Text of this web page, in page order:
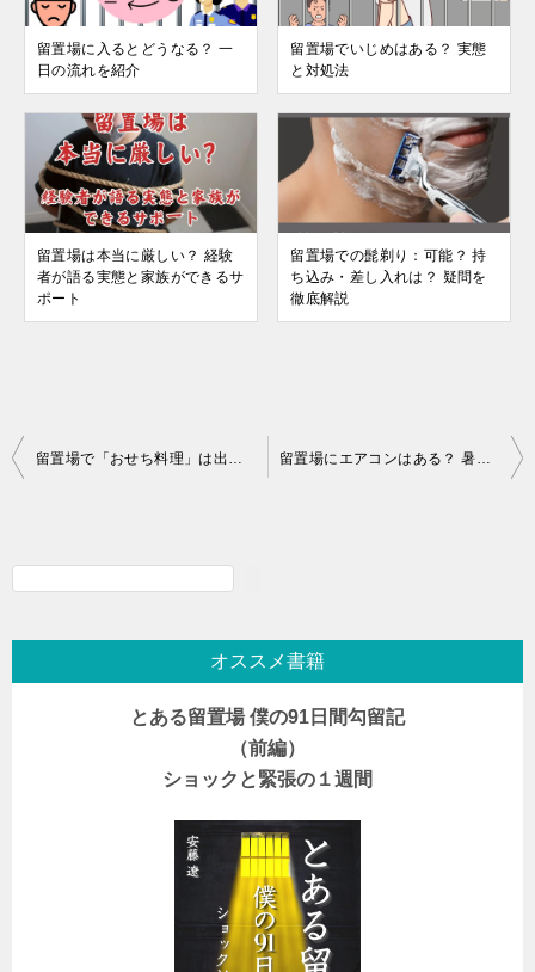
留置場に入るとどうなる？ 一
日の流れを紹介
留置場でいじめはある？ 実態
と対処法
留置場は本当に厳しい？ 経験
者が語る実態と家族ができるサ
ポート
留置場での髭剃り：可能？ 持
ち込み・差し入れは？ 疑問を
徹底解説
投
ビ
ー
シ
オススメ書籍
とある留置場 僕の91日間勾留記
（前編）
ショックと緊張の１週間